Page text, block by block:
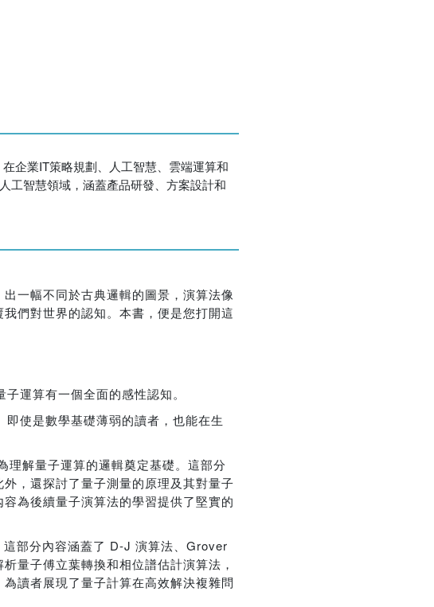
企業IT策略規劃、人工智慧、雲端運算和
工智慧領域，涵蓋產品研發、方案設計和
一幅不同於古典邏輯的圖景，演算法像
們對世界的認知。本書，便是您打開這
運算有一個全面的感性認知。
使是數學基礎薄弱的讀者，也能在生
理解量子運算的邏輯奠定基礎。這部分
，還探討了量子測量的原理及其對量子
為後續量子演算法的學習提供了堅實的
部分內容涵蓋了 D-J 演算法、Grover
量子傅立葉轉換和相位譜估計演算法，
讀者展現了量子計算在高效解決複雜問